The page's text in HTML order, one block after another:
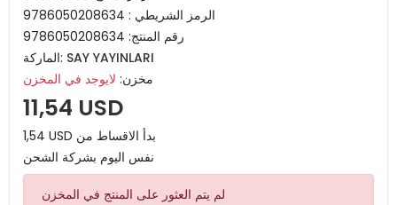
الرمز الشريطي : 9786050208634
رقم المنتج: 9786050208634
الماركة: SAY YAYINLARI
مخزن: لايوجد في المخزن
11,54 USD
1,54 USD بدأ الاقساط من
نفس اليوم بشركة الشحن
لم يتم العثور على المنتج في المخزن